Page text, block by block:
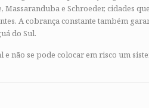
e Schroeder, cidades
A cobrança constante também
do Sul.
não se pode colocar em risco um